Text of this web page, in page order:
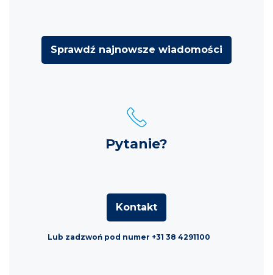
Sprawdź najnowsze wiadomości
Pytanie?
Kontakt
Lub zadzwoń pod numer +31 38 4291100